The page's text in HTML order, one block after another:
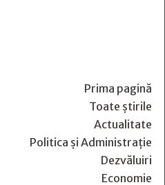
Prima pagină
Toate știrile
Actualitate
Politica și Administrație
Dezvăluiri
Economie